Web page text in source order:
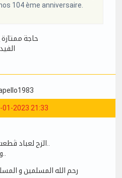
104 ème anniversaire.
حاجة
01-2023 21:33
رحم الله المسلمين و